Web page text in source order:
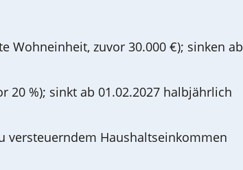
Wohneinheit, zuvor 30.000 €); sinken ab
20 %); sinkt ab 01.02.2027 halbjährlich
versteuerndem Haushaltseinkommen